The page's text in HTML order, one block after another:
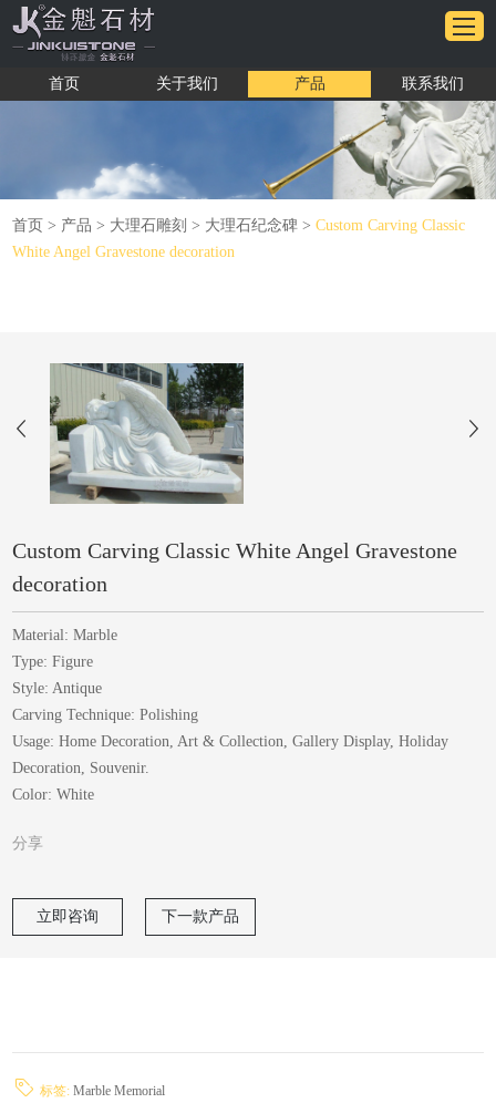
首页 关于我们 产品 联系我们
首页 > 产品 > 大理石雕刻 > 大理石纪念碑 >Custom Carving Classic
White Angel Gravestone decoration
Custom Carving Classic White Angel Gravestone
decoration
Material: Marble
Type: Figure
Style: Antique
Carving Technique: Polishing
Usage: Home Decoration, Art & Collection, Gallery Display, Holiday
Decoration, Souvenir.
Color: White
分享
立即咨询 下一款产品
标签:Marble Memorial